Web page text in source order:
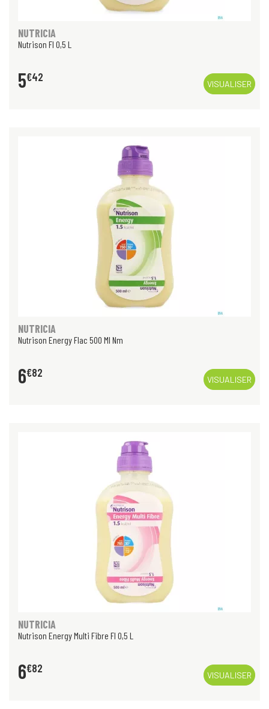
NUTRICIA
Nutrison Fl 0,5 L
5€42
VISUALISER
NUTRICIA
Nutrison Energy Flac 500 Ml Nm
6€82
VISUALISER
NUTRICIA
Nutrison Energy Multi Fibre Fl 0,5 L
6€82
VISUALISER